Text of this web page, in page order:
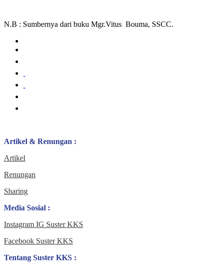
N.B : Sumbernya dari buku Mgr.Vitus Bouma, SSCC.
Artikel & Renungan :
Artikel
Renungan
Sharing
Media Sosial :
Instagram IG Suster KKS
Facebook Suster KKS
Tentang Suster KKS :